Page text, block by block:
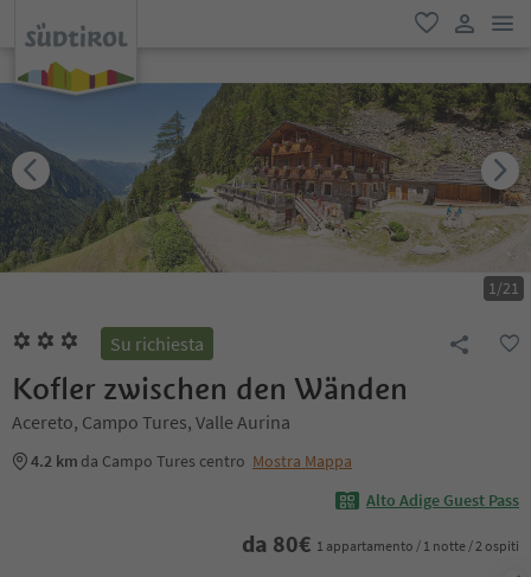
favoriti
1/21
Su richiesta
Kofler zwischen den Wänden
Acereto, Campo Tures, Valle Aurina
4.2 km da Campo Tures centro Mostra Mappa
Alto Adige Guest Pass
da 80€ 1 appartamento / 1 notte / 2 ospiti